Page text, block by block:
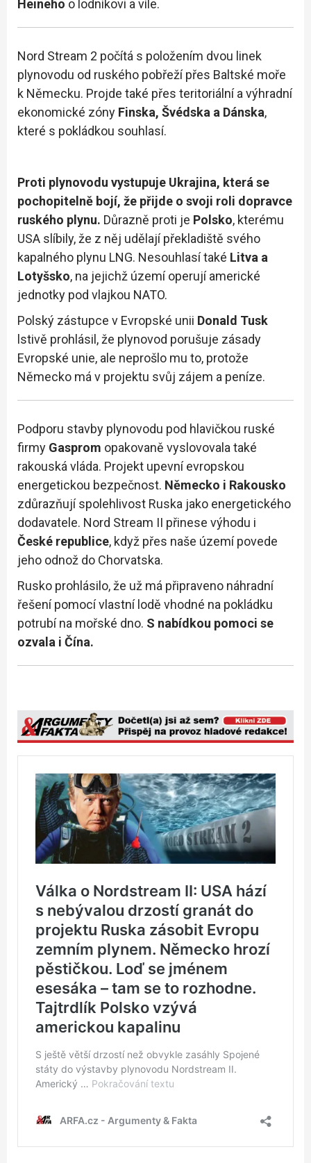
Heineho o lodníkovi a víle.
Nord Stream 2 počítá s položením dvou linek
plynovodu od ruského pobřeží přes Baltské moře
k Německu. Projde také přes teritoriální a výhradní
ekonomické zóny Finska, Švédska a Dánska,
které s pokládkou souhlasí.
Proti plynovodu vystupuje Ukrajina, která se
pochopitelně bojí, že přijde o svoji roli dopravce
ruského plynu. Důrazně proti je Polsko, kterému
USA slíbily, že z něj udělají překladiště svého
kapalného plynu LNG. Nesouhlasí také Litva a
Lotyšsko, na jejichž území operují americké
jednotky pod vlajkou NATO.
Polský zástupce v Evropské unii Donald Tusk
lstivě prohlásil, že plynovod porušuje zásady
Evropské unie, ale neprošlo mu to, protože
Německo má v projektu svůj zájem a peníze.
Podporu stavby plynovodu pod hlavičkou ruské
firmy Gasprom opakovaně vyslovovala také
rakouská vláda. Projekt upevní evropskou
energetickou bezpečnost. Německo i Rakousko
zdůrazňují spolehlivost Ruska jako energetického
dodavatele. Nord Stream II přinese výhodu i
České republice, když přes naše území povede
jeho odnož do Chorvatska.
Rusko prohlásilo, že už má připraveno náhradní
řešení pomocí vlastní lodě vhodné na pokládku
potrubí na mořské dno. S nabídkou pomoci se
ozvala i Čína.